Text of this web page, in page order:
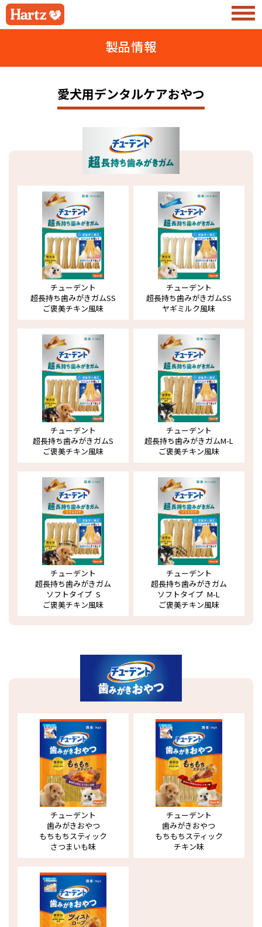
製品情報
愛犬用デンタルケアおやつ
チューデント
超長持ち歯みがきガムSS
ご褒美チキン風味
チューデント
超長持ち歯みがきガムSS
ヤギミルク風味
チューデント
超長持ち歯みがきガムS
ご褒美チキン風味
チューデント
超長持ち歯みがきガムM-L
ご褒美チキン風味
チューデント
超長持ち歯みがきガム
ソフトタイプ S
ご褒美チキン風味
チューデント
超長持ち歯みがきガム
ソフトタイプ M-L
ご褒美チキン風味
チューデント
歯みがきおやつ
もちもちスティック
さつまいも味
チューデント
歯みがきおやつ
もちもちスティック
チキン味